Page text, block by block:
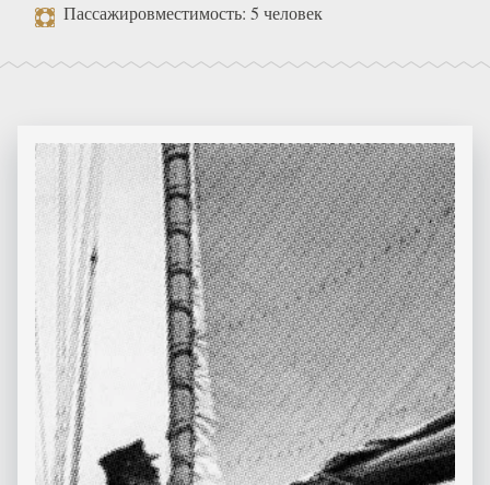
Пассажировместимость: 5 человек